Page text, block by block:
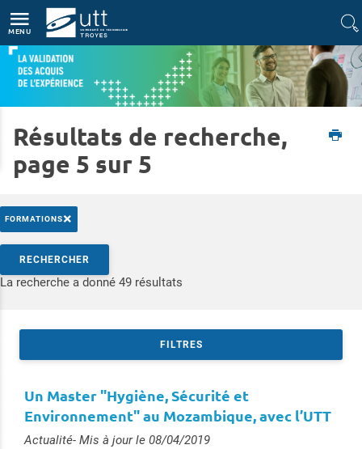
MENU
Accueil Formations Validation des Acquis de l’Expérience
Résultats de recherche,
page 5 sur 5
FORMATIONS×
Rechercher par mots-clés
RECHERCHER
La recherche a donné 49 résultats
FILTRES
Un Master "Hygiène, Sécurité et
Environnement" au Mozambique, avec l’UTT
Type :
Actualité- Mis à jour le 08/04/2019